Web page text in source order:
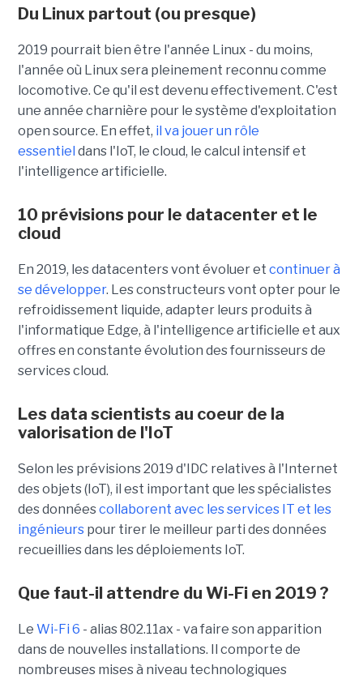
Du Linux partout (ou presque)
2019 pourrait bien être l'année Linux - du moins,
l'année où Linux sera pleinement reconnu comme
locomotive. Ce qu'il est devenu effectivement. C'est
une année charnière pour le système d'exploitation
open source. En effet, il va jouer un rôle
essentiel dans l'IoT, le cloud, le calcul intensif et
l'intelligence artificielle.
10 prévisions pour le datacenter et le
cloud
En 2019, les datacenters vont évoluer et continuer à
se développer. Les constructeurs vont opter pour le
refroidissement liquide, adapter leurs produits à
l'informatique Edge, à l'intelligence artificielle et aux
offres en constante évolution des fournisseurs de
services cloud.
Les data scientists au coeur de la
valorisation de l'IoT
Selon les prévisions 2019 d'IDC relatives à l'Internet
des objets (IoT), il est important que les spécialistes
des donnéescollaborent avec les services IT et les
ingénieurspour tirer le meilleur parti des données
recueillies dans les déploiements IoT.
Que faut-il attendre du Wi-Fi en 2019 ?
Le Wi-Fi 6 - alias 802.11ax - va faire son apparition
dans de nouvelles installations. Il comporte de
nombreuses mises à niveau technologiques